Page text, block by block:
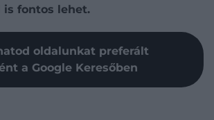
is fontos lehet.
oldalunkat preferált
a Google Keresőben